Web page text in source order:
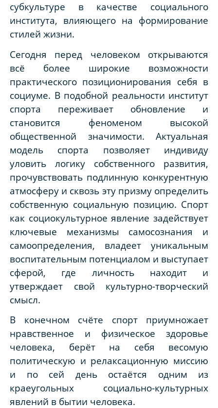
субкультуре в качестве социального
института, влияющего на формирование
стилей жизни.
Сегодня перед человеком открываются
всё более широкие возможности
практического позиционирования себя в
социуме. В подобной реальности институт
спорта переживает обновление и
становится феноменом высокой
общественной значимости. Актуальная
модель спорта позволяет индивиду
уловить логику собственного развития,
прочувствовать подлинную конкурентную
атмосферу и сквозь эту призму определить
собственную социальную позицию. Спорт
как социокультурное явление задействует
ключевые механизмы самосознания и
самоопределения, владеет уникальным
воспитательным потенциалом и выступает
сферой, где личность находит и
утверждает свой культурно-творческий
смысл.
В конечном счёте спорт приумножает
нравственное и физическое здоровье
человека, берёт на себя весомую
политическую и релаксационную миссию
и по сей день остаётся одним из
краеугольных социально-культурных
явлений в бытии человека.